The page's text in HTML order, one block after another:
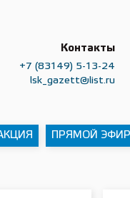
Контакты
+7 (83149) 5-13-24
lsk_gazett@list.ru
ПРЯМОЙ ЭФИР